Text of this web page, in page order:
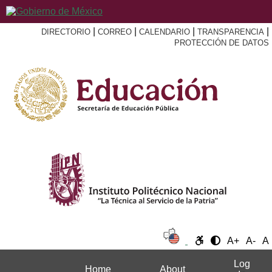
DIRECTORIO CORREO CALENDARIO TRANSPARENCIA
PROTECCIÓN DE DATOS
A+ A- A
Home About
Log